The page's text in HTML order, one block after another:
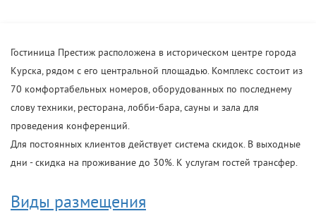
Гостиница Престиж расположена в историческом центре города
Курска, рядом с его центральной площадью. Комплекс состоит из
70 комфортабельных номеров, оборудованных по последнему
слову техники, ресторана, лобби-бара, сауны и зала для
проведения конференций.
Для постоянных клиентов действует система скидок. В выходные
дни - скидка на проживание до 30%. К услугам гостей трансфер.
Виды размещения